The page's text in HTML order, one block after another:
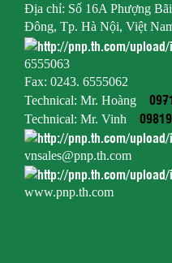
Địa chỉ: Số 16A Phượng
Đông, Tp. Hà Nội, Việt
6555063
Fax: 0243. 6555062
Technical: Mr. Hoàng
Technical: Mr. Vinh
vnsales@pnp.th.com
www.pnp.th.com